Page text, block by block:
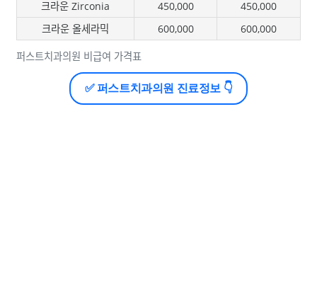
퍼스트치과의원 비급여 가격표
크라운 Zirconia
450,000
450,000
크라운 올세라믹
600,000 600,000
✅ 퍼스트치과의원 진료정보 👇